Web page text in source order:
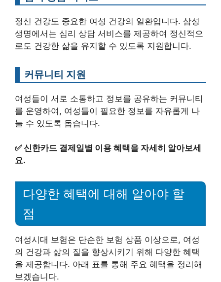
정신 건강도 중요한 여성 건강의 일환입니다. 삼성
생명에서는 심리 상담 서비스를 제공하여 정신적으
로도 건강한 삶을 유지할 수 있도록 지원합니다.
커뮤니티 지원
여성들이 서로 소통하고 정보를 공유하는 커뮤니티
를 운영하여, 여성들이 필요한 정보를 자유롭게 나
눌 수 있도록 돕습니다.
✅신한카드 결제일별 이용 혜택을 자세히 알아보세
요.
다양한 혜택에 대해 알아야 할
점
여성시대 보험은 단순한 보험 상품 이상으로, 여성
의 건강과 삶의 질을 향상시키기 위해 다양한 혜택
을 제공합니다. 아래 표를 통해 주요 혜택을 정리해
보겠습니다.